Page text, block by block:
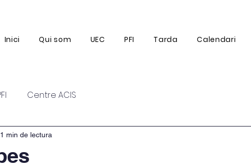
Inici Qui som UEC PFI Tarda Calendari
Centre ACIS
1 min de lectura